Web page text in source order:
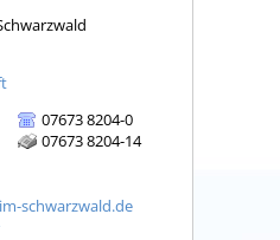
07673 8204-0
07673 8204-14
schwarzwald.de